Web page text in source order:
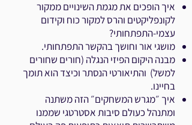
איך הופכים את מגמת השינויים ממקור
לקונפליקטים והרס למקור כוח וקידום
עצמי-התפתחותי?
מושגי אור וחושך בהקשר התפתחותי.
מבנה היקום הפיזי הנגלה (חורים שחורים
למשל) והתיאורטי הנסתר וכיצד הוא תומך
בחיינו.
איך ״מגרש המשחקים״ הזה משתנה
ומתנהל כעולם סיבות אסטרטגי שממנו